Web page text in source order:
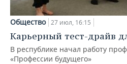
Общество 27 июл, 16:15
Карьерный тест-драйв
В республике начал работу
«Профессии будущего»